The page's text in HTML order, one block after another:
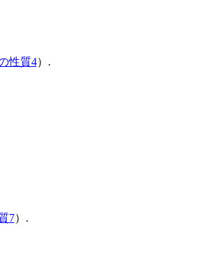
性質4）.
7）.